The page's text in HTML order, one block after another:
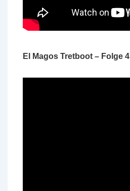
El Magos Tretboot – Folge 4